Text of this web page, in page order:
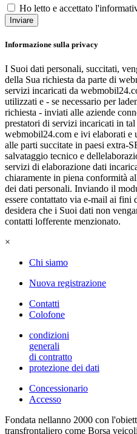
Ho letto e accettato
Inviare
Informazione sulla privacy
I Suoi dati personali, succitati,
della Sua richiesta da parte di
servizi incaricati da
utilizzati e - se necessario per
richiesta - inviati alle aziende
prestatori di servizi incaricati in tal
webmobil24.com e ivi elaborati e
alle parti succitate in paesi extra-
salvataggio tecnico e
servizi di elaborazione dati
chiaramente in piena conformità
dei dati personali. Inviando il
essere contattato via e-mail ai fini
desidera che i Suoi dati non
contatti lofferente menzionato.
×
Chi siamo
Nuova registrazione
Contatti
Colofone
condizioni
generali
di contratto
protezione dei dati
Concessionario
Accesso
Fondata nellanno 2000 con
transfrontaliero come Borsa